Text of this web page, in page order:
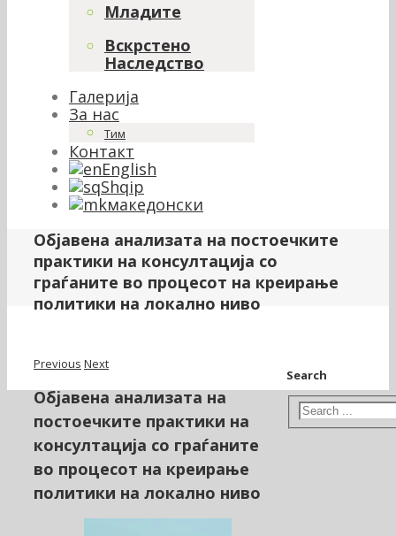
Младите
Вскрстено
Наследство
Галерија
За нас
Тим
Контакт
English
Shqip
македонски
Објавена анализата на постоечките
практики на консултација со
граѓаните во процесот на креирање
политики на локално ниво
Previous Next
Објавена анализата на
постоечките практики на
консултација со граѓаните
во процесот на креирање
политики на локално ниво
Search